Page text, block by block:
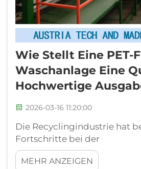
Wie Stellt Eine PET-
Waschanlage Eine
Hochwertige
2026-03-16 11:20:00
Die Recyclingindustrie hat
Fortschritte bei der
verzeichnet, insbesondere
MEHR ANZEIGEN